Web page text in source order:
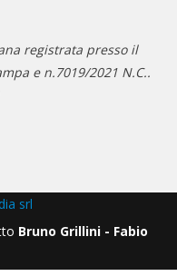
registrata presso il
e n.7019/2021 N.C..
srl
Bruno Grillini - Fabio